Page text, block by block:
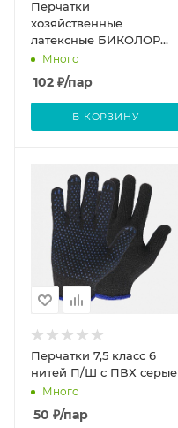
Перчатки
хозяйственные
латексные БИКОЛОР
размер М Komfi
Много
102 ₽/пар
В КОРЗИНУ
Перчатки 7,5 класс 6
нитей П/Ш с ПВХ серые
Много
50 ₽/пар